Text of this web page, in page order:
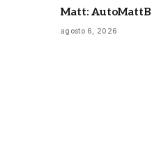
Matt:
agosto 6, 2026